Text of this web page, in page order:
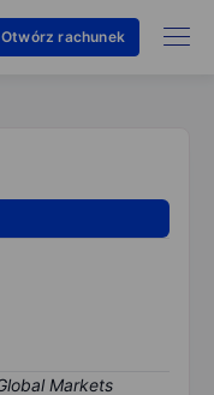
Otwórz rachunek